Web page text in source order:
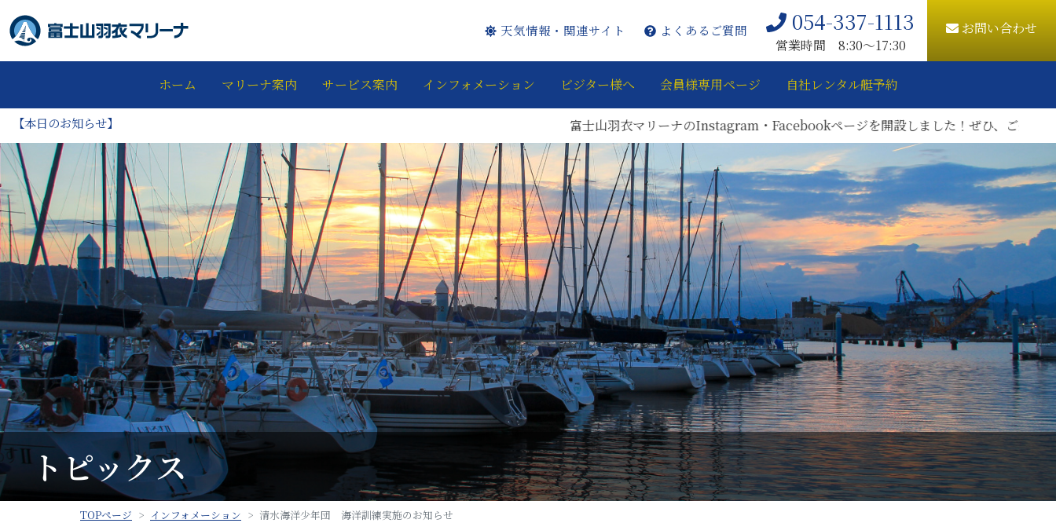
天気情報・関連サイト よくあるご質問 054-337-1113
営業時間 8:30〜17:30
お問い合わせ
ホーム マリーナ案内 サービス案内 インフォメーション ビジター様へ 会員様専用ページ 自社レンタル艇予約
【本日のお知らせ】 富士山羽衣マリーナのInstagram・Facebookページを開設しました！ぜひ、ご登録をお願いい
トピックス
TOPページ インフォメーション 清水海洋少年団 海洋訓練実施のお知らせ